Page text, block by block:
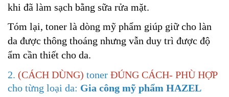
khi đã làm sạch bằng sữa rửa mặt.
Tóm lại, toner là dòng mỹ phẩm giúp giữ cho làn
da được thông thoáng nhưng vẫn duy trì được độ
ẩm cần thiết cho da.
2. (CÁCH DÙNG) toner ĐÚNG CÁCH- PHÙ HỢP
cho từng loại da: Gia công mỹ phẩm HAZEL